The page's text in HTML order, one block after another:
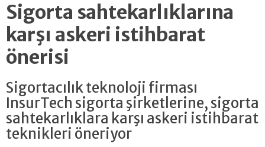
Sigorta sahtekarlıklarına
karşı askeri istihbarat
önerisi
Sigortacılık teknoloji firması
InsurTech sigorta şirketlerine, sigorta
sahtekarlıklara karşı askeri istihbarat
teknikleri öneriyor